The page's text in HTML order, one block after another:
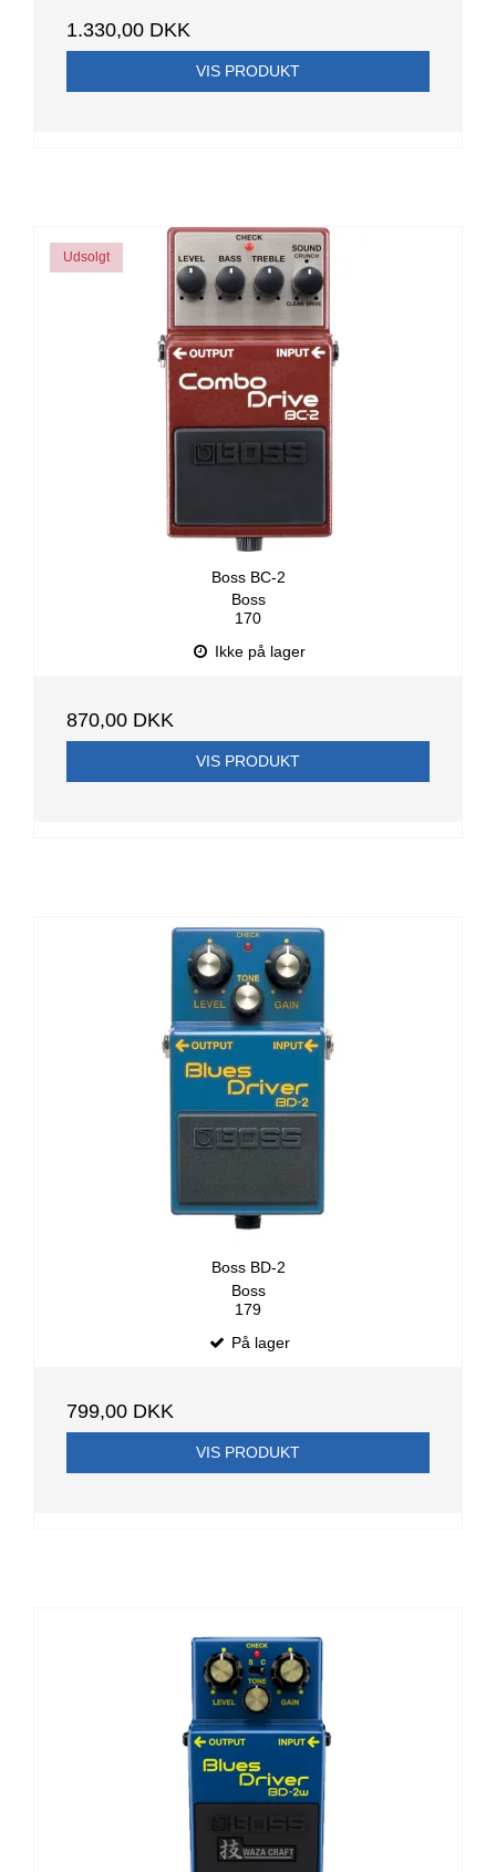
1.330,00 DKK
VIS PRODUKT
Udsolgt
Boss BC-2
Boss
170
Ikke på lager
870,00 DKK
VIS PRODUKT
Boss BD-2
Boss
179
På lager
799,00 DKK
VIS PRODUKT